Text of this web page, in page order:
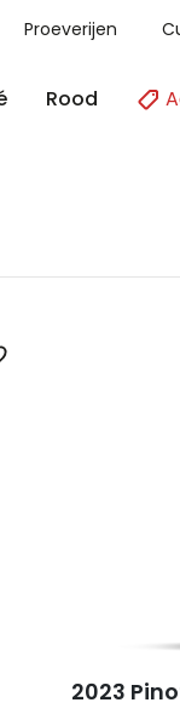
Proeverijen
Rood
op verlanglijst
2023